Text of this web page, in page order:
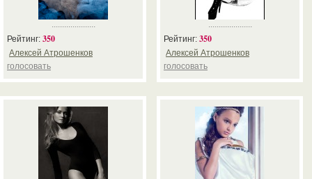
.....................
Рейтинг: 350
Алексей Атрошенков
голосовать
.....................
Рейтинг: 350
Алексей Атрошенков
голосовать